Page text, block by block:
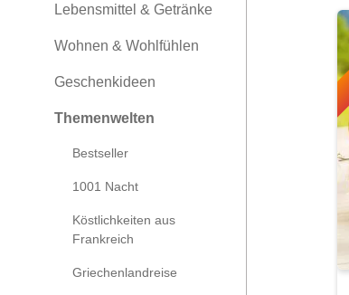
Lebensmittel & Getränke
Wohnen & Wohlfühlen
Geschenkideen
Themenwelten
Bestseller
1001 Nacht
Köstlichkeiten aus
Frankreich
Griechenlandreise